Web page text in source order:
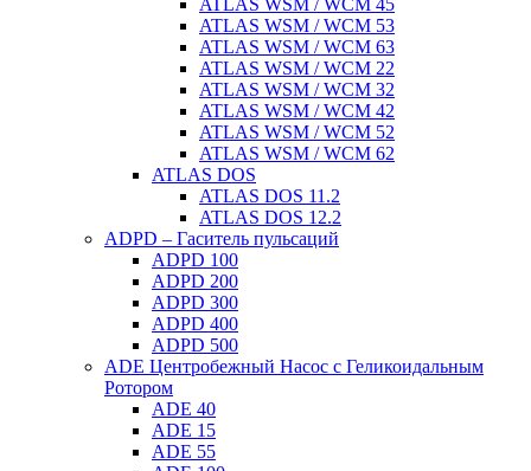
ATLAS WSM / WCM 45
ATLAS WSM / WCM 53
ATLAS WSM / WCM 63
ATLAS WSM / WCM 22
ATLAS WSM / WCM 32
ATLAS WSM / WCM 42
ATLAS WSM / WCM 52
ATLAS WSM / WCM 62
ATLAS DOS
ATLAS DOS 11.2
ATLAS DOS 12.2
ADPD – Гаситель пульсаций
ADPD 100
ADPD 200
ADPD 300
ADPD 400
ADPD 500
ADE Центробежный Насос с Геликоидальным
Ротором
ADE 40
ADE 15
ADE 55